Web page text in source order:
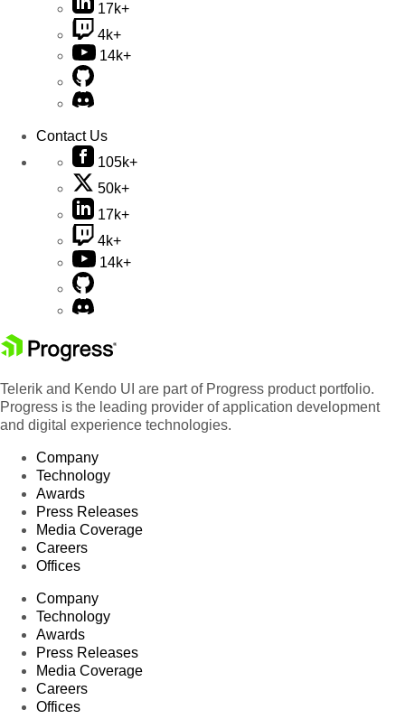
17k+
4k+
14k+
Contact Us
105k+
50k+
17k+
4k+
14k+
Telerik and Kendo UI are part of Progress product portfolio.
Progress is the leading provider of application development
and digital experience technologies.
Company
Technology
Awards
Press Releases
Media Coverage
Careers
Offices
Company
Technology
Awards
Press Releases
Media Coverage
Careers
Offices